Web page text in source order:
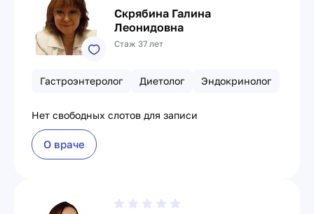
Скрябина Галина
Леонидовна
Стаж 37 лет
Гастроэнтеролог Диетолог Эндокринолог
Нет свободных слотов для записи
О враче